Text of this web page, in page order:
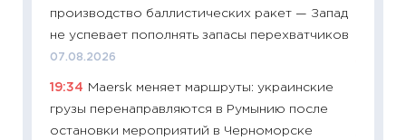
производство баллистических ракет — Запад
не успевает пополнять запасы перехватчиков
07.08.2026
19:34 Maersk меняет маршруты: украинские
грузы перенаправляются в Румынию после
остановки мероприятий в Черноморске